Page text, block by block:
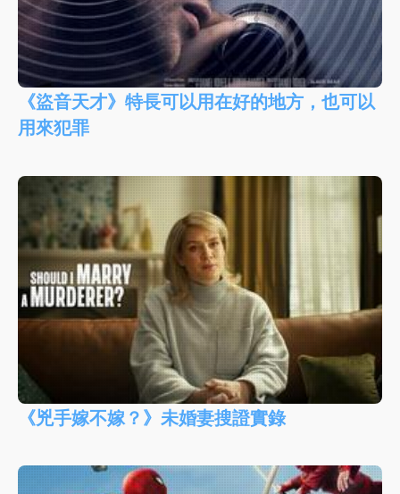
《盜音天才》特長可以用在好的地方，也可以
用來犯罪
《兇手嫁不嫁？》未婚妻搜證實錄